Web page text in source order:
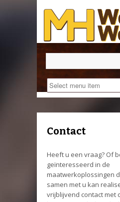
Contact
Heeft u een vraag? Of
geïnteresseerd in de
maatwerkoplossingen
samen met u kan
vrijblijvend contact met